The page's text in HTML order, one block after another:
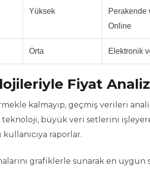
Yüksek
Perakende
Online
Orta Elektronik
Fiyat
kalmayıp, geçmiş verileri
büyük veri setlerini
raporlar.
grafiklerle sunarak en uygun